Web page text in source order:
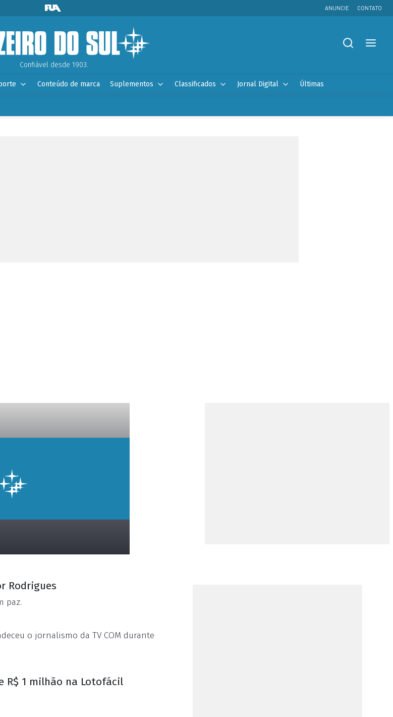
ANUNCIE CONTATO
Confiável desde 1903.
Conteúdo de marca Suplementos Classificados Jornal Digital Últimas
Rodrigues
paz.
o jornalismo da TV COM durante
R$ 1 milhão na Lotofácil